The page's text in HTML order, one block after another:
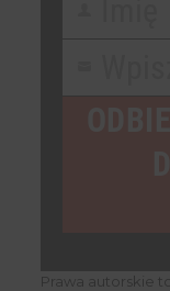
Prawa autorskie